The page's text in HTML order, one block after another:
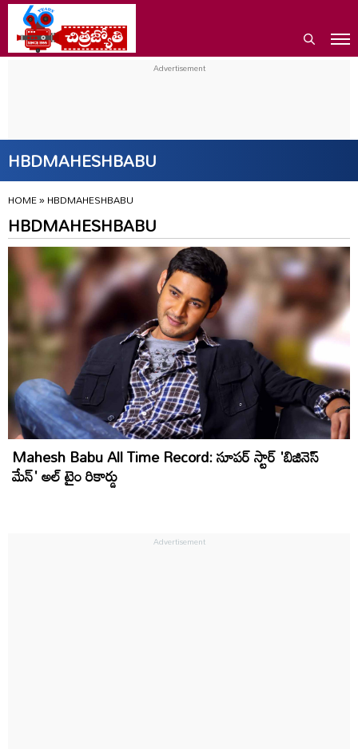
HBDMAHESHBABU
HOME»HBDMAHESHBABU
HBDMAHESHBABU
Mahesh Babu All Time Record: సూపర్ స్టార్ 'బిజినెస్
మేన్' అల్ టైం రికార్డు